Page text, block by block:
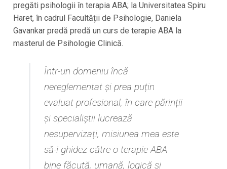
pregăti psihologii în terapia ABA; la Universitatea Spiru
Haret, în cadrul Facultății de Psihologie, Daniela
Gavankar predă predă un curs de terapie ABA la
masterul de Psihologie Clinică.
Într-un domeniu încă
nereglementat și prea puțin
evaluat profesional, în care părinții
și specialiștii lucrează
nesupervizați, misiunea mea este
să-i ghidez către o terapie ABA
bine făcută, umană, logică și